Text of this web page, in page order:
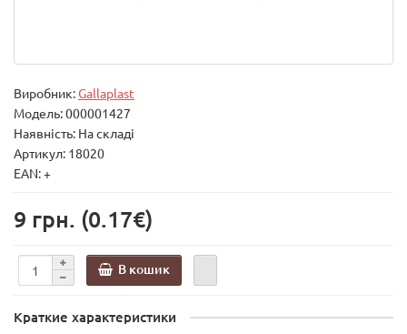
Виробник:Gallaplast
Модель:000001427
Наявність: На складі
Артикул: 18020
EAN: +
9 грн. (0.17€)
В кошик
Краткие характеристики